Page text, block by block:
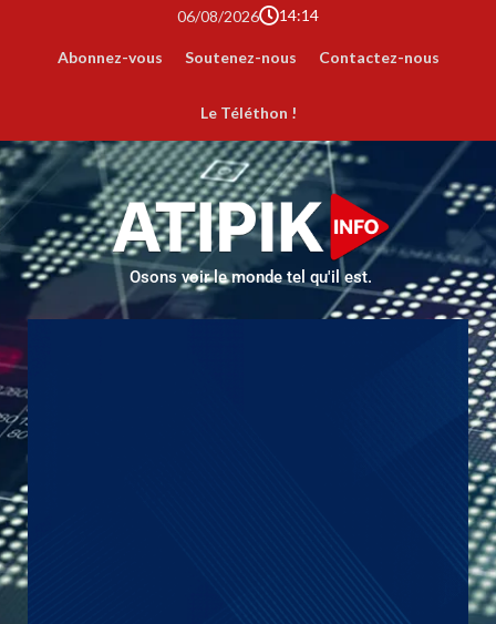
06/08/2026 14:14
Abonnez-vous Soutenez-nous Contactez-nous
Le Téléthon !
Osons voir le monde tel qu'il est.